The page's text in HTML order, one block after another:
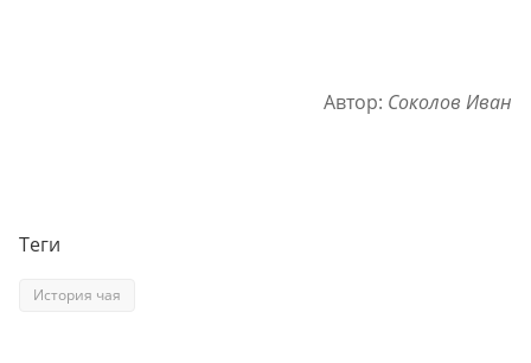
Автор: Соколов Иван
Теги
История чая